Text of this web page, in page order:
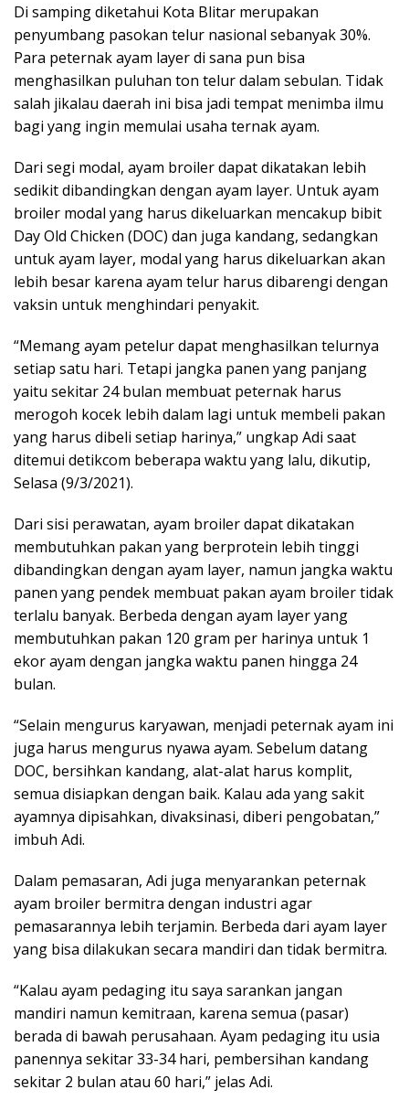
Di samping diketahui Kota Blitar merupakan
penyumbang pasokan telur nasional sebanyak 30%.
Para peternak ayam layer di sana pun bisa
menghasilkan puluhan ton telur dalam sebulan. Tidak
salah jikalau daerah ini bisa jadi tempat menimba ilmu
bagi yang ingin memulai usaha ternak ayam.
Dari segi modal, ayam broiler dapat dikatakan lebih
sedikit dibandingkan dengan ayam layer. Untuk ayam
broiler modal yang harus dikeluarkan mencakup bibit
Day Old Chicken (DOC) dan juga kandang, sedangkan
untuk ayam layer, modal yang harus dikeluarkan akan
lebih besar karena ayam telur harus dibarengi dengan
vaksin untuk menghindari penyakit.
“Memang ayam petelur dapat menghasilkan telurnya
setiap satu hari. Tetapi jangka panen yang panjang
yaitu sekitar 24 bulan membuat peternak harus
merogoh kocek lebih dalam lagi untuk membeli pakan
yang harus dibeli setiap harinya,” ungkap Adi saat
ditemui detikcom beberapa waktu yang lalu, dikutip,
Selasa (9/3/2021).
Dari sisi perawatan, ayam broiler dapat dikatakan
membutuhkan pakan yang berprotein lebih tinggi
dibandingkan dengan ayam layer, namun jangka waktu
panen yang pendek membuat pakan ayam broiler tidak
terlalu banyak. Berbeda dengan ayam layer yang
membutuhkan pakan 120 gram per harinya untuk 1
ekor ayam dengan jangka waktu panen hingga 24
bulan.
“Selain mengurus karyawan, menjadi peternak ayam ini
juga harus mengurus nyawa ayam. Sebelum datang
DOC, bersihkan kandang, alat-alat harus komplit,
semua disiapkan dengan baik. Kalau ada yang sakit
ayamnya dipisahkan, divaksinasi, diberi pengobatan,”
imbuh Adi.
Dalam pemasaran, Adi juga menyarankan peternak
ayam broiler bermitra dengan industri agar
pemasarannya lebih terjamin. Berbeda dari ayam layer
yang bisa dilakukan secara mandiri dan tidak bermitra.
“Kalau ayam pedaging itu saya sarankan jangan
mandiri namun kemitraan, karena semua (pasar)
berada di bawah perusahaan. Ayam pedaging itu usia
panennya sekitar 33-34 hari, pembersihan kandang
sekitar 2 bulan atau 60 hari,” jelas Adi.